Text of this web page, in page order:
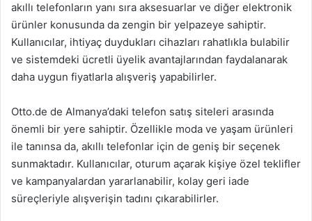
akıllı telefonların yanı sıra aksesuarlar ve diğer elektronik
ürünler konusunda da zengin bir yelpazeye sahiptir.
Kullanıcılar, ihtiyaç duydukları cihazları rahatlıkla bulabilir
ve sistemdeki ücretli üyelik avantajlarından faydalanarak
daha uygun fiyatlarla alışveriş yapabilirler.
Otto.de de Almanya’daki telefon satış siteleri arasında
önemli bir yere sahiptir. Özellikle moda ve yaşam ürünleri
ile tanınsa da, akıllı telefonlar için de geniş bir seçenek
sunmaktadır. Kullanıcılar, oturum açarak kişiye özel teklifler
ve kampanyalardan yararlanabilir, kolay geri iade
süreçleriyle alışverişin tadını çıkarabilirler.